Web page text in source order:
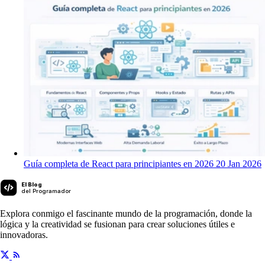
Guía completa de React para principiantes en 2026 20 Jan 2026
El Blog
del Programador
Explora conmigo el fascinante mundo de la programación, donde la
lógica y la creatividad se fusionan para crear soluciones útiles e
innovadoras.